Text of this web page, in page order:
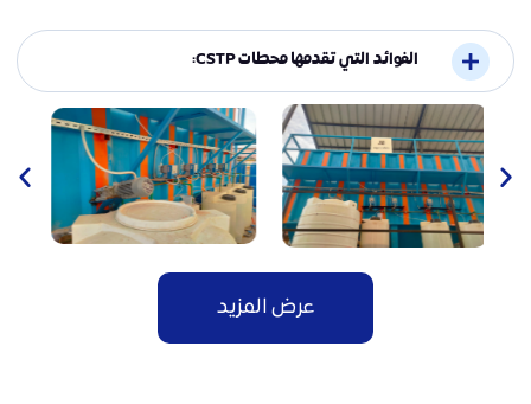
الفوائد التي تقدمها محطات CSTP:
عرض المزيد